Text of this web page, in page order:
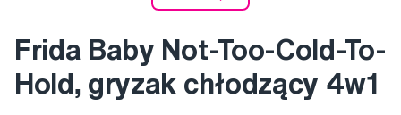
Frida Baby Not-Too-Cold-To-
Hold, gryzak chłodzący 4w1